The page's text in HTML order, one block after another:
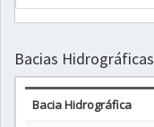
Bacias Hidrográficas
Bacia Hidrográfica